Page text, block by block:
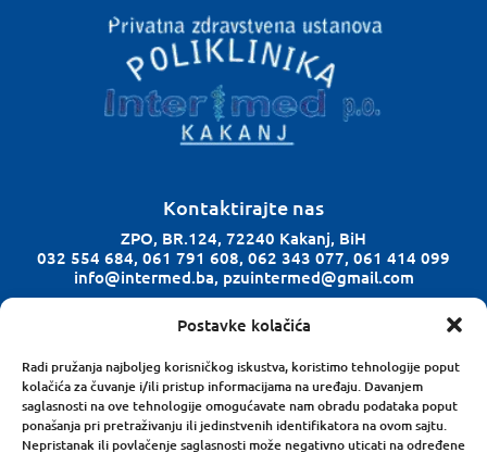
Postavke kolačića
Radi pružanja najboljeg korisničkog iskustva, koristimo tehnologije poput
kolačića za čuvanje i/ili pristup informacijama na uređaju. Davanjem
saglasnosti na ove tehnologije omogućavate nam obradu podataka poput
ponašanja pri pretraživanju ili jedinstvenih identifikatora na ovom sajtu.
Nepristanak ili povlačenje saglasnosti može negativno uticati na određene
Kontaktirajte nas
ZPO, BR.124, 72240 Kakanj, BiH
032 554 684, 061 791 608, 062 343 077, 061 414 099
info@intermed.ba, pzuintermed@gmail.com
Radno vrijeme
Ponedjeljak-Petak: 08:00 h – 18:00 h
Subota: 08:00 h – 14:00 h